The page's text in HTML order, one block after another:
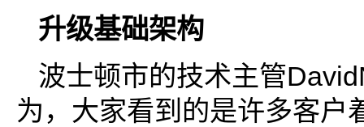
升级基础架构
波士顿市的技术主管
为，大家看到的是许多客户